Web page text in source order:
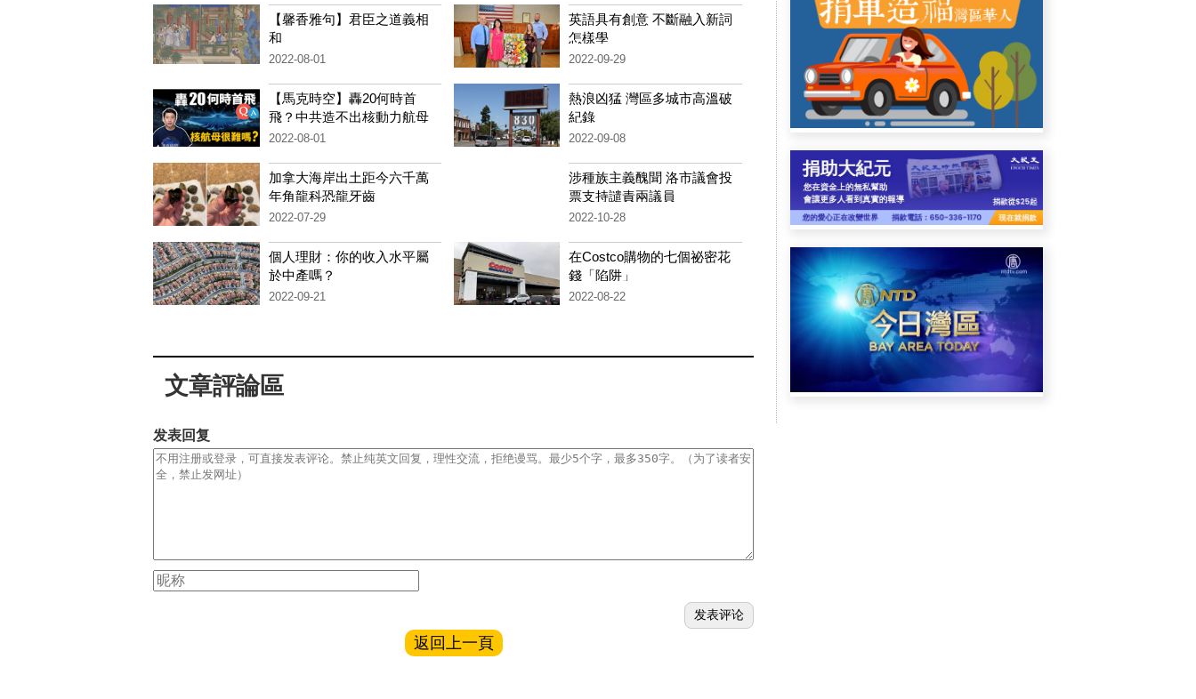
【馨香雅句】君臣之道義相
和
2022-08-01
英語具有創意 不斷融入新詞
怎樣學
2022-09-29
【馬克時空】轟20何時首
飛？中共造不出核動力航母
嗎？
2022-08-01
熱浪凶猛 灣區多城市高溫破
紀錄
2022-09-08
加拿大海岸出土距今六千萬
年角龍科恐龍牙齒
2022-07-29
涉種族主義醜聞 洛市議會投
票支持譴責兩議員
2022-10-28
個人理財：你的收入水平屬
於中產嗎？
2022-09-21
在Costco購物的七個祕密花
錢「陷阱」
2022-08-22
文章評論區
发表回复
返回上一頁